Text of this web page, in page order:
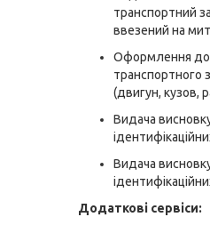
транспортний
ввезений на
Оформлення
транспортного
(двигун, кузов,
Видача
Видача
Додаткові сервіси: